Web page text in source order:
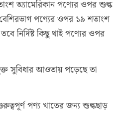
অ্যামেরিকান পণ্যের ওপর শুল্ক
পণ্যের ওপর ১৯ শতাংশ
নির্দিষ্ট কিছু থাই পণ্যের ওপর
সুবিধার আওতায় পড়েছে তা
পণ্য খাতের জন্য শুল্কছাড়